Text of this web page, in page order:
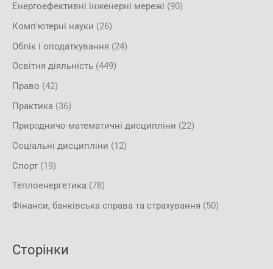
Енергоефективні інженерні мережі (90)
Комп'ютерні науки (26)
Облік і оподаткування (24)
Освітня діяльність (449)
Право (42)
Практика (36)
Природничо-математичні дисципліни (22)
Соціальні дисципліни (12)
Спорт (19)
Теплоенергетика (78)
Фінанси, банківська справа та страхування (50)
Сторінки